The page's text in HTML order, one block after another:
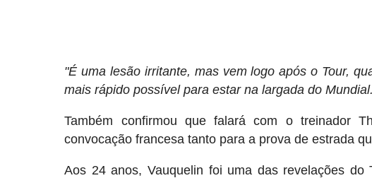
"É uma lesão irritante, mas vem logo após o Tour,
mais rápido possível para estar na largada do
Também confirmou que falará com o treinador
convocação francesa tanto para a prova de estrada
Aos 24 anos, Vauquelin foi uma das revelações